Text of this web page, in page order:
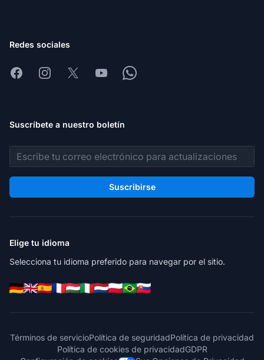
Redes sociales
FacebookInstagram
X YoutubeWhatsapp
Suscríbete a nuestro boletín
Dirección de correo electrónico
Suscribirse
Elige tu idioma
Selecciona tu idioma preferido para navegar por el sitio.
Términos de servicioPolítica de seguridadPolítica de privacidad
Política de cookies de privacidadGDPR